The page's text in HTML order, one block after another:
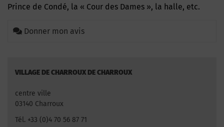
Prince de Condé, la « Cour des Dames », la halle, etc.
Donner mon avis
VILLAGE DE CHARROUX DE CHARROUX
centre ville
03140 Charroux
Tél. +33 (0)4 70 56 87 71